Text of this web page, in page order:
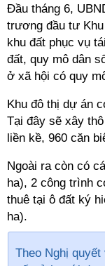
Đầu tháng 6,
trương đầu tư
khu đất phục vụ
đất, quy mô dân
ở xã hội có quy
Khu đô thị dự án
Tại đây sẽ xây thô
liền kề, 960 căn
Ngoài ra còn có
ha), 2 công trình
thuê tại ô đất ký
ha).
Theo Nghị